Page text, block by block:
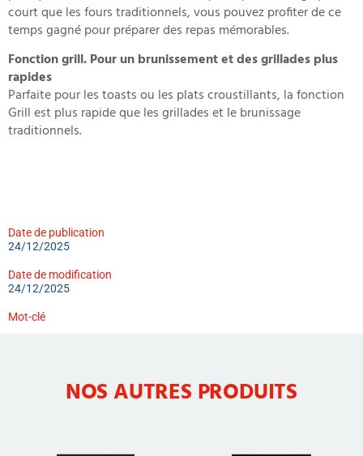
court que les fours traditionnels, vous pouvez profiter de ce
temps gagné pour préparer des repas mémorables.
Fonction grill. Pour un brunissement et des grillades plus
rapides
Parfaite pour les toasts ou les plats croustillants, la fonction
Grill est plus rapide que les grillades et le brunissage
traditionnels.
Date de publication
24/12/2025
Date de modification
24/12/2025
Mot-clé
NOS AUTRES PRODUITS